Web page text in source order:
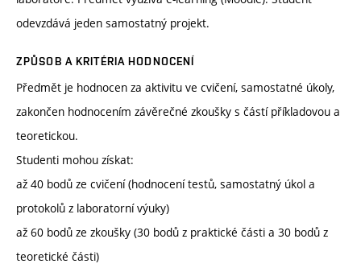
odevzdává jeden samostatný projekt.
ZPŮSOB A KRITÉRIA HODNOCENÍ
Předmět je hodnocen za aktivitu ve cvičení, samostatné úkoly,
zakončen hodnocením závěrečné zkoušky s částí příkladovou a
teoretickou.
Studenti mohou získat:
až 40 bodů ze cvičení (hodnocení testů, samostatný úkol a
protokolů z laboratorní výuky)
až 60 bodů ze zkoušky (30 bodů z praktické části a 30 bodů z
teoretické části)